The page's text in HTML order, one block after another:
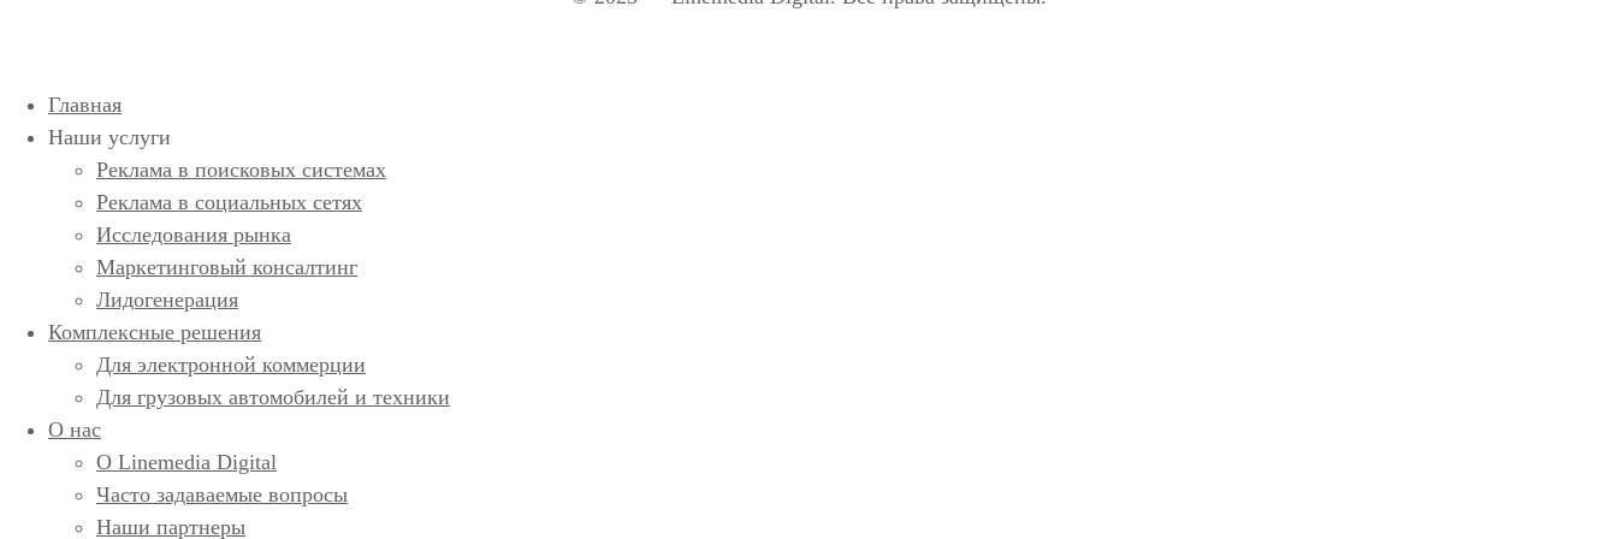
Главная
Наши услуги
Реклама в поисковых системах
Реклама в социальных сетях
Исследования рынка
Маркетинговый консалтинг
Лидогенерация
Комплексные решения
Для электронной коммерции
Для грузовых автомобилей и техники
О нас
О Linemedia Digital
Часто задаваемые вопросы
Наши партнеры